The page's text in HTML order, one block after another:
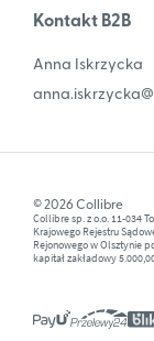
Kontakt B2B
Anna Iskrzycka
© 2026 Collibre
Collibre sp. z o.o. 11-034
Krajowego Rejestru
Rejonowego w Olsztynie
kapitał zakładowy